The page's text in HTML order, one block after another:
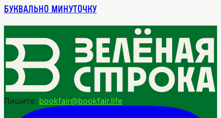
Буквально минуточку
Пишите: bookfair@bookfair.life